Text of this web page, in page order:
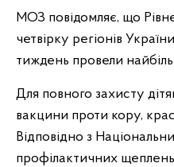
МОЗ повідомляє, що
четвірку регіонів
тиждень провели
Для повного захисту
вакцини проти кору,
Відповідно з
профілактичних щеплень,